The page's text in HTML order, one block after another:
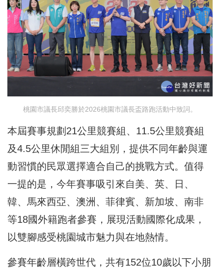
桃園市議長邱奕勝於2026桃園市議長盃路跑活動中致詞。
本屆賽事規劃21公里競賽組、11.5公里競賽組
及4.5公里休閒組三大組別，提供不同年齡與運
動習慣的民眾選擇適合自己的挑戰方式。值得
一提的是，今年賽事吸引來自美、英、日、
韓、馬來西亞、澳洲、菲律賓、新加坡、南非
等18國外籍跑者參賽，展現活動國際化成果，
以雙腳感受桃園城市魅力與在地熱情。
參賽年齡層橫跨世代，共有152位10歲以下小朋